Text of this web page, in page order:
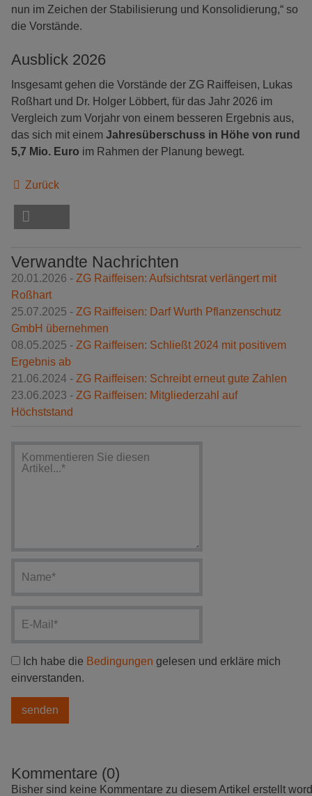
nun im Zeichen der Stabilisierung und Konsolidierung,“ so
die Vorstände.
Ausblick 2026
Insgesamt gehen die Vorstände der ZG Raiffeisen, Lukas
Roßhart und Dr. Holger Löbbert, für das Jahr 2026 im
Vergleich zum Vorjahr von einem besseren Ergebnis aus,
das sich mit einem Jahresüberschuss in Höhe von rund
5,7 Mio. Euro im Rahmen der Planung bewegt.
Zurück
Verwandte Nachrichten
20.01.2026 - ZG Raiffeisen: Aufsichtsrat verlängert mit
Roßhart
25.07.2025 - ZG Raiffeisen: Darf Wurth Pflanzenschutz
GmbH übernehmen
08.05.2025 - ZG Raiffeisen: Schließt 2024 mit positivem
Ergebnis ab
21.06.2024 - ZG Raiffeisen: Schreibt erneut gute Zahlen
23.06.2023 - ZG Raiffeisen: Mitgliederzahl auf
Höchststand
Ich habe die Bedingungen gelesen und erkläre mich
einverstanden.
Kommentare (0)
Bisher sind keine Kommentare zu diesem Artikel erstellt